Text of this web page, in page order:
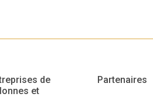
de
et
Partenaires